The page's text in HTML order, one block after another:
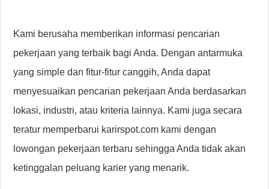
Kami berusaha memberikan informasi pencarian
pekerjaan yang terbaik bagi Anda. Dengan antarmuka
yang simple dan fitur-fitur canggih, Anda dapat
menyesuaikan pencarian pekerjaan Anda berdasarkan
lokasi, industri, atau kriteria lainnya. Kami juga secara
teratur memperbarui karirspot.com kami dengan
lowongan pekerjaan terbaru sehingga Anda tidak akan
ketinggalan peluang karier yang menarik.